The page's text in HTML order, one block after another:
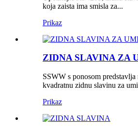
koja zaista ima smisla za...
Prikaz
ZIDNA SLAVINA ZA
SSWW s ponosom
kvadratnu zidnu slavinu za
Prikaz